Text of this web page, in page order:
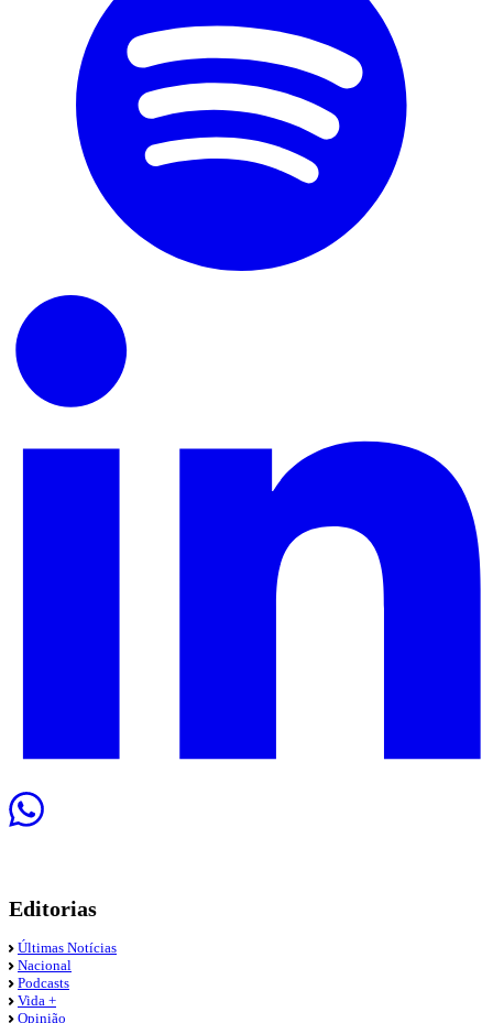
Editorias
Últimas Notícias
Nacional
Podcasts
Vida +
Opinião